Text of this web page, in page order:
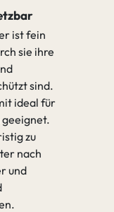
ist fein
sie ihre
sind.
ideal für
zu
nach
und